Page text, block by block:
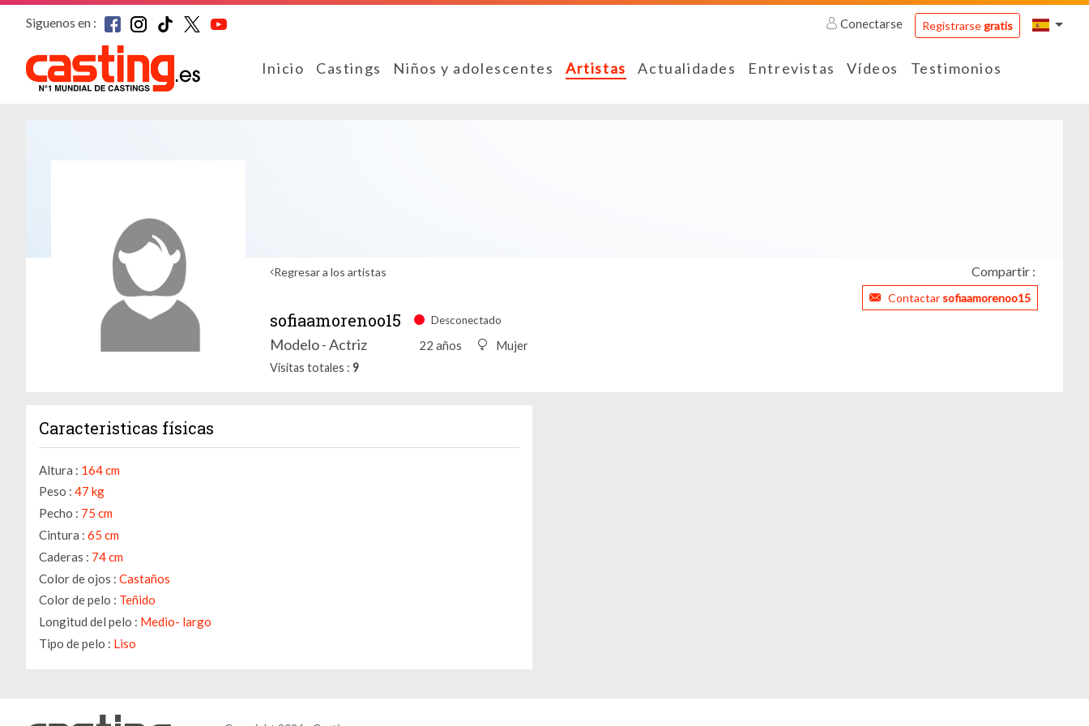
Siguenos en : Conectarse Registrarsegratis
Inicio Castings Niños y adolescentes Artistas Actualidades Entrevistas Vídeos Testimonios
Regresar a los artistas Compartir :
Contactar sofiaamorenoo15
sofiaamorenoo15 Desconectado
Modelo - Actriz 22 años Mujer
Visitas totales 9
Caracteristicas físicas
Altura : 164 cm
Peso : 47 kg
Pecho : 75 cm
Cintura : 65 cm
Caderas : 74 cm
Color de ojos : Castaños
Color de pelo : Teñido
Longitud del pelo : Medio- largo
Tipo de pelo : Liso